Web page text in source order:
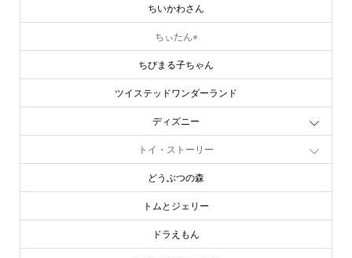
ちいかわさん
ちぃたん⭐︎
ちびまる子ちゃん
ツイステッドワンダーランド
ディズニー
トイ・ストーリー
どうぶつの森
トムとジェリー
ドラえもん